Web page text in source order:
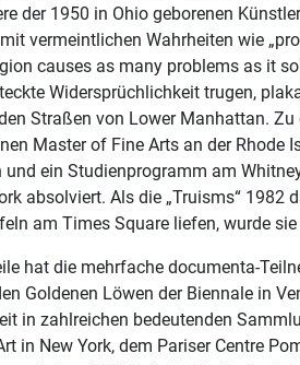
der 1950 in Ohio geborenen
vermeintlichen Wahrheiten wie
causes as many problems as it
Widersprüchlichkeit trugen,
Straßen von Lower Manhattan.
Master of Fine Arts an der Rhode
und ein Studienprogramm am
„Truisms“ 1982 dann auch über die
am Times Square liefen, wurde
hat die mehrfache documenta-
Goldenen Löwen der Biennale in
in zahlreichen bedeutenden
in New York, dem Pariser Centre